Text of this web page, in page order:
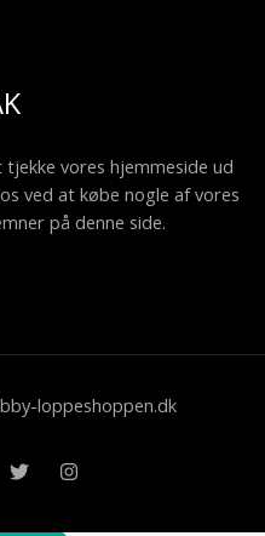
vores hjemmeside ud
ved at købe nogle af vores
på denne side.
loppeshoppen.dk